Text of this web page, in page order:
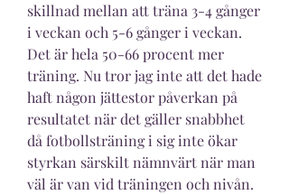
skillnad mellan att träna 3-4 gånger
i veckan och 5-6 gånger i veckan.
Det är hela 50-66 procent mer
träning. Nu tror jag inte att det hade
haft någon jättestor påverkan på
resultatet när det gäller snabbhet
då fotbollsträning i sig inte ökar
styrkan särskilt nämnvärt när man
väl är van vid träningen och nivån.